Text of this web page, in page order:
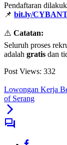
Pendaftaran
📌 bit.ly/
⚠️ Catatan:
Seluruh proses
adalah gratis dan
Post Views: 332
Lowongan Kerja
of Serang